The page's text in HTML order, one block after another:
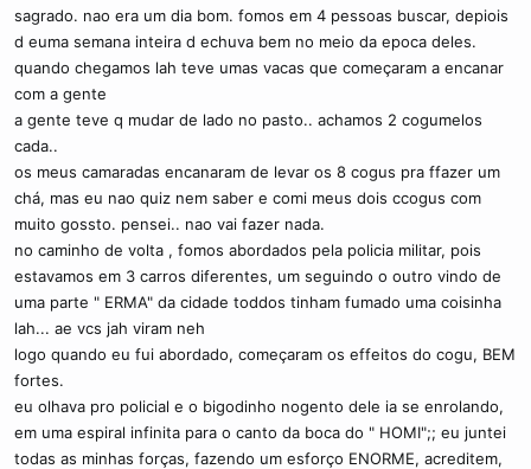
sagrado. nao era um dia bom. fomos em 4 pessoas buscar, depiois
d euma semana inteira d echuva bem no meio da epoca deles.
quando chegamos lah teve umas vacas que começaram a encanar
com a gente
a gente teve q mudar de lado no pasto.. achamos 2 cogumelos
cada..
os meus camaradas encanaram de levar os 8 cogus pra ffazer um
chá, mas eu nao quiz nem saber e comi meus dois ccogus com
muito gossto. pensei.. nao vai fazer nada.
no caminho de volta , fomos abordados pela policia militar, pois
estavamos em 3 carros diferentes, um seguindo o outro vindo de
uma parte " ERMA" da cidade toddos tinham fumado uma coisinha
lah... ae vcs jah viram neh
logo quando eu fui abordado, começaram os effeitos do cogu, BEM
fortes.
eu olhava pro policial e o bigodinho nogento dele ia se enrolando,
em uma espiral infinita para o canto da boca do " HOMI";; eu juntei
todas as minhas forças, fazendo um esforço ENORME, acreditem,